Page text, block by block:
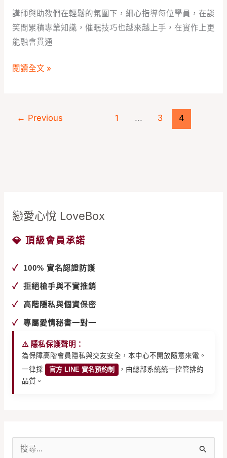
講師與助教們在輕鬆的氛圍下，細心指導每位學員，在談
笑間累積專業知識，催眠技巧也越來越上手，在實作上更
能融會貫通
國
NGH
催
眠
日
生
閱讀全文 »
← Previous 1 ... 3 4
戀愛心悅 LoveBox
💎 頂級會員承諾
✓ 100% 實名認證防護
✓ 拒絕槍手與不實推銷
✓ 高階隱私與個資保密
✓ 專屬愛情秘書一對一
⚠️ 隱私保護聲明：
為保障高階會員隱私與交友安全，本中心不開放隨意來電。
一律採
官方 LINE 實名預約制
，由總部系統統一控管排約
品質。